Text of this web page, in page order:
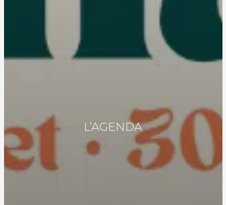
L’AGENDA